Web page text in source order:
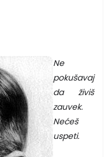
Ne
pokušavaj
da živiš
zauvek.
Nećeš
uspeti.